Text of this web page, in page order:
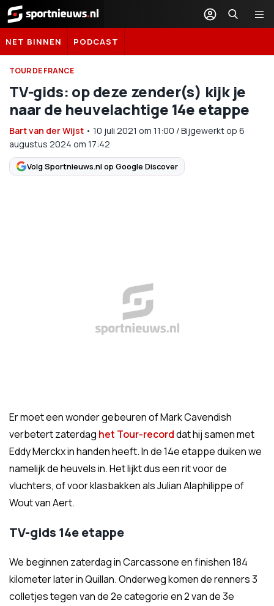
Sportnieuws.nl
NET BINNEN PODCAST
TOUR DE FRANCE
TV-gids: op deze zender(s) kijk je
naar de heuvelachtige 14e etappe
Bart van der Wijst • 10 juli 2021 om 11:00 /Bijgewerkt op 6
augustus 2024 om 17:42
Volg Sportnieuws.nl op Google Discover
Er moet een wonder gebeuren of Mark Cavendish
verbetert zaterdag het Tour-recorddat hij samen met
Eddy Merckx in handen heeft. In de 14e etappe duiken we
namelijk de heuvels in. Het lijkt dus een rit voor de
vluchters, of voor klasbakken als Julian Alaphilippe of
Wout van Aert.
TV-gids 14e etappe
We beginnen zaterdag in Carcassone en finishen 184
kilometer later in Quillan. Onderweg komen de renners 3
colletjes tegen van de 2e categorie en 2 van de 3e